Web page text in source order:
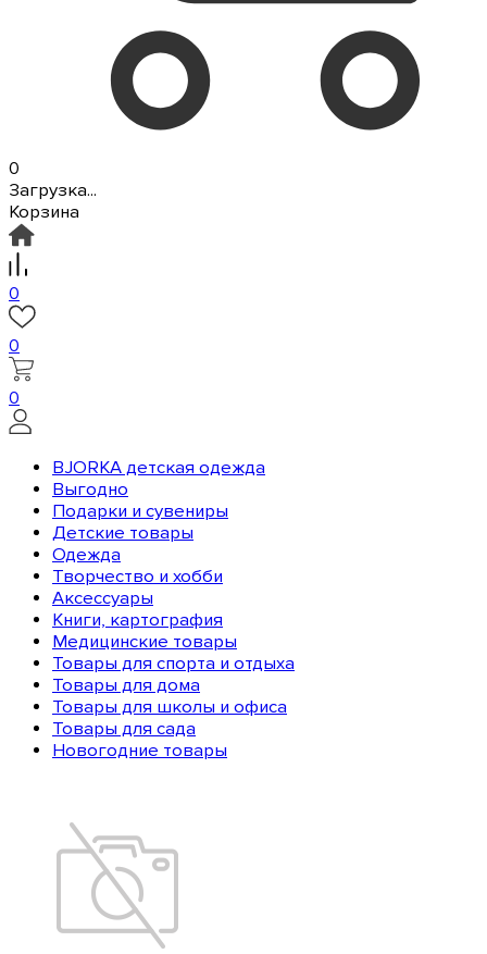
0
Загрузка...
Корзина
0
0
0
BJORKA детская одежда
Выгодно
Подарки и сувениры
Детские товары
Одежда
Творчество и хобби
Аксессуары
Книги, картография
Медицинские товары
Товары для спорта и отдыха
Товары для дома
Товары для школы и офиса
Товары для сада
Новогодние товары